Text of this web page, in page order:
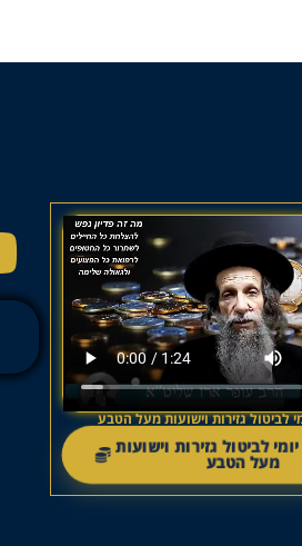
לביטול גזירות וישועות מעל הטבע
לביטול גזירות וישועות
מעל הטבע